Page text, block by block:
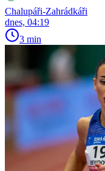
Chalupáři-Zahrádkáři
dnes, 04:19
3 min